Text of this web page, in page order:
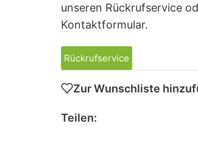
unseren Rückrufservice
Kontaktformular.
Rückrufservice
Zur Wunschliste
Teilen: